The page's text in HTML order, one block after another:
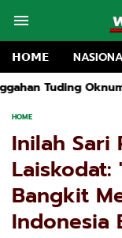
𝗛𝗢𝗠𝗘
Kwanyar Minta
HOME
Inilah Sari
Laiskodat:
Bangkit
Indonesia